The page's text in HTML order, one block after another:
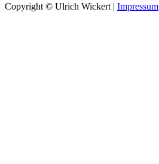
Copyright © Ulrich Wickert | Impressum